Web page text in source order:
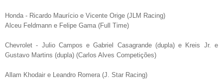
Honda - Ricardo Maurício e Vicente Orige (JLM Racing)
Alceu Feldmann e Felipe Gama (Full Time)
Chevrolet - Julio Campos e Gabriel Casagrande (dupla) e Kreis Jr. e
Gustavo Martins (dupla) (Carlos Alves Competições)
Allam Khodair e Leandro Romera (J. Star Racing)